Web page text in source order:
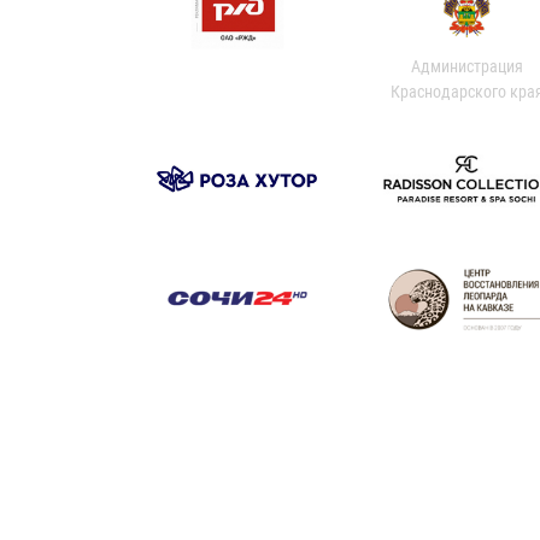
Администрация
Краснодарского